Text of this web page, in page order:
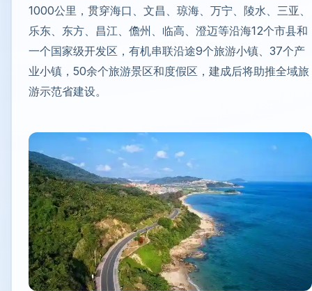
1000公里，贯穿海口、文昌、琼海、万宁、陵水、三亚、
乐东、东方、昌江、儋州、临高、澄迈等沿海12个市县和
一个国家级开发区，有机串联沿途9个旅游小镇、37个产
业小镇，50余个旅游景区和度假区，建成后将助推全域旅
游示范省建设。